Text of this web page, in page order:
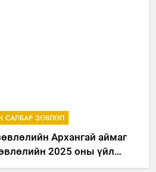
САЛБАР ЗӨВЛӨЛ
Архангай аймаг
2025 оны үйл
жилийн төлөвлөгөө